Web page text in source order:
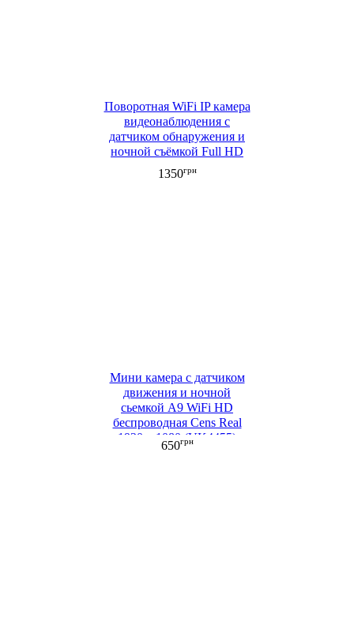
Поворотная WiFi IP камера
видеонаблюдения c
датчиком обнаружения и
ночной съёмкой Full HD
1350грн
Мини камера с датчиком
движения и ночной
сьемкой A9 WiFi HD
беспроводная Cens Real
1920 х 1080 (VK4455)
650грн